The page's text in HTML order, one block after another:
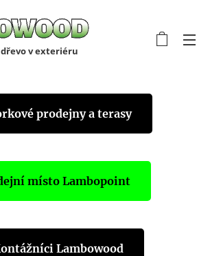
v exteriéru
prodejny a terasy
místo Lambopoint
Lambowood